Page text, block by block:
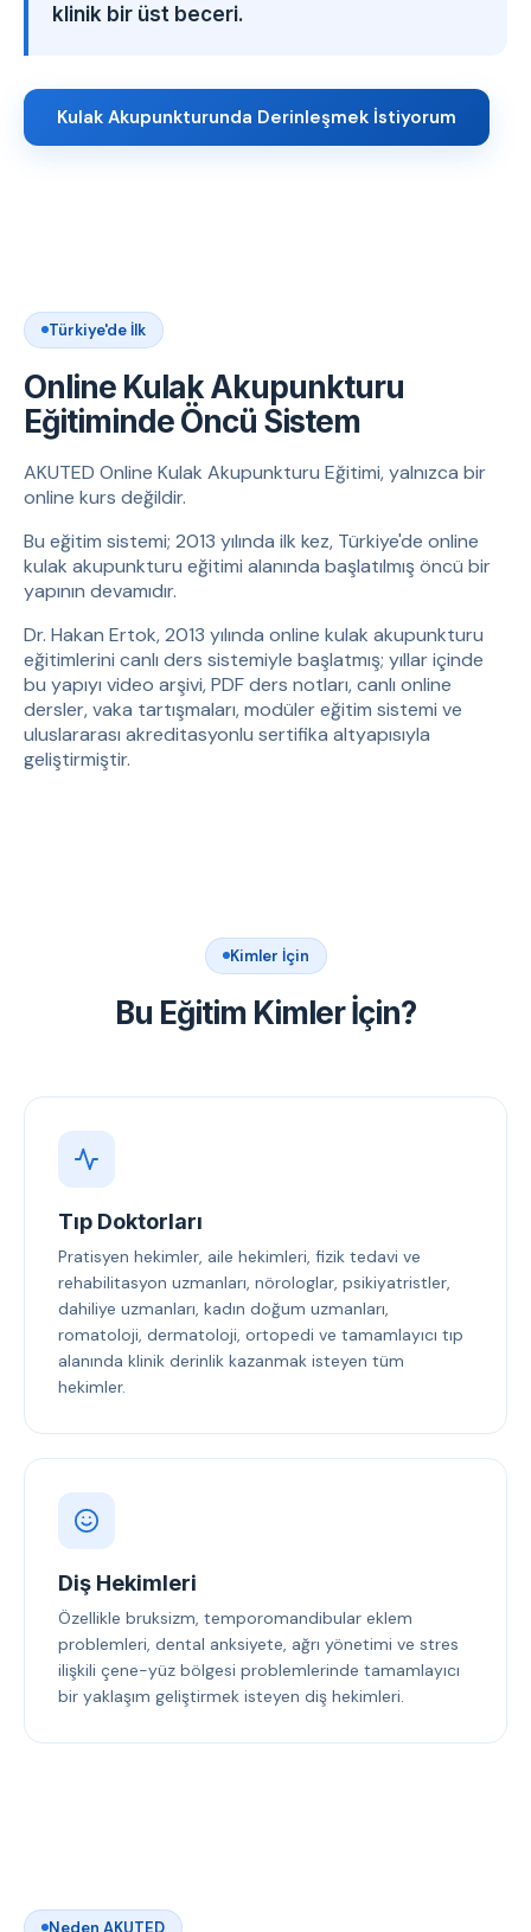
klinik bir üst beceri.
Kulak Akupunkturunda Derinleşmek İstiyorum
Türkiye'de İlk
Online Kulak Akupunkturu
Eğitiminde Öncü Sistem
AKUTED Online Kulak Akupunkturu Eğitimi, yalnızca bir
online kurs değildir.
Bu eğitim sistemi; 2013 yılında ilk kez, Türkiye'de online
kulak akupunkturu eğitimi alanında başlatılmış öncü bir
yapının devamıdır.
Dr. Hakan Ertok, 2013 yılında online kulak akupunkturu
eğitimlerini canlı ders sistemiyle başlatmış; yıllar içinde
bu yapıyı video arşivi, PDF ders notları, canlı online
dersler, vaka tartışmaları, modüler eğitim sistemi ve
uluslararası akreditasyonlu sertifika altyapısıyla
geliştirmiştir.
Kimler İçin
Bu Eğitim Kimler İçin?
Tıp Doktorları
Pratisyen hekimler, aile hekimleri, fizik tedavi ve
rehabilitasyon uzmanları, nörologlar, psikiyatristler,
dahiliye uzmanları, kadın doğum uzmanları,
romatoloji, dermatoloji, ortopedi ve tamamlayıcı tıp
alanında klinik derinlik kazanmak isteyen tüm
hekimler.
Diş Hekimleri
Özellikle bruksizm, temporomandibular eklem
problemleri, dental anksiyete, ağrı yönetimi ve stres
ilişkili çene-yüz bölgesi problemlerinde tamamlayıcı
bir yaklaşım geliştirmek isteyen diş hekimleri.
Neden AKUTED